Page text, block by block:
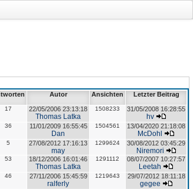
Autor Ansichten Letzter Beitrag
17 22/05/2006 23:13:18
Thomas Latka
1508233 31/05/2008 16:28:55
hv
36 11/01/2009 16:55:45
Dan
1504561 13/04/2020 21:18:08
McDohl
5 27/08/2012 17:16:13
may
1299624 30/08/2012 03:45:29
Niremori
53 18/12/2006 16:01:46
Thomas Latka
1291112 08/07/2007 10:27:57
Leetah
46 27/11/2006 15:45:59
ralferly
1219643 29/07/2012 18:11:18
gegee